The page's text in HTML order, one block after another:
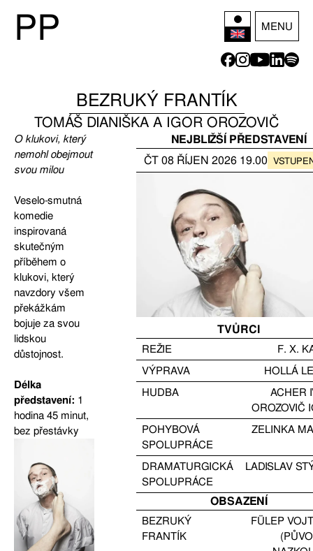
PP MENU
BEZRUKÝ FRANTÍK
TOMÁŠ DIANIŠKA A IGOR OROZOVIČ
O klukovi, který
nemohl obejmout
svou milou
Veselo-smutná
komedie
inspirovaná
skutečným
příběhem o
klukovi, který
navzdory všem
překážkám
bojuje za svou
lidskou
důstojnost.
Délka
představení: 1
hodina 45 minut,
bez přestávky
NEJBLIŽŠÍ PŘEDSTAVENÍ
ČT08 ŘÍJEN 2026 19.00
TVŮRCI
REŽIE
F. X.
VÝPRAVA
HOLLÁ
HUDBA
ACHER
OROZOVIČ
POHYBOVÁ
SPOLUPRÁCE
ZELINKA
DRAMATURGICKÁ
SPOLUPRÁCE
LADISLAV
OBSAZENÍ
BEZRUKÝ
FRANTÍK
FÜLEP